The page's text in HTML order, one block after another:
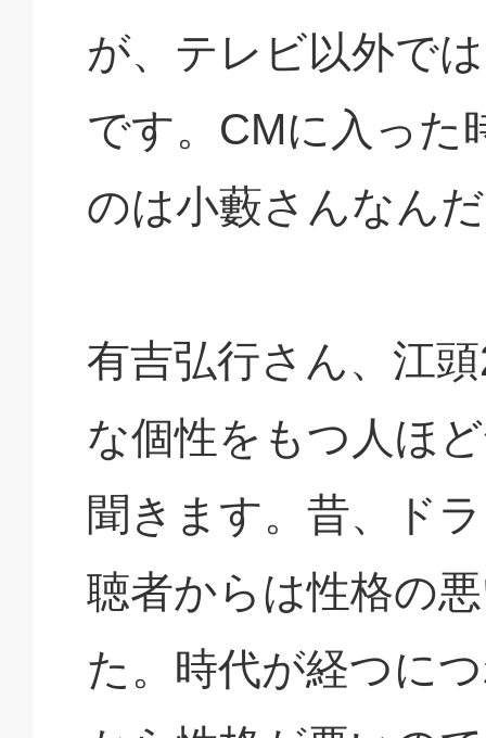
が、テレビ以外で
です。CMに入った
のは小藪さんなん
有吉弘行さん、江
な個性をもつ人ほ
聞きます。昔、ド
聴者からは性格の
た。時代が経つに